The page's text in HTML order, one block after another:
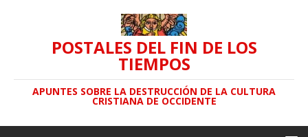
POSTALES DEL FIN DE LOS
TIEMPOS
APUNTES SOBRE LA DESTRUCCIÓN DE LA CULTURA
CRISTIANA DE OCCIDENTE